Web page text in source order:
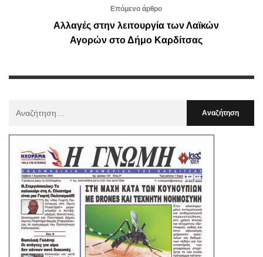
Επόμενο άρθρο
Αλλαγές στην λειτουργία των Λαϊκών
Αγορών στο Δήμο Καρδίτσας
: